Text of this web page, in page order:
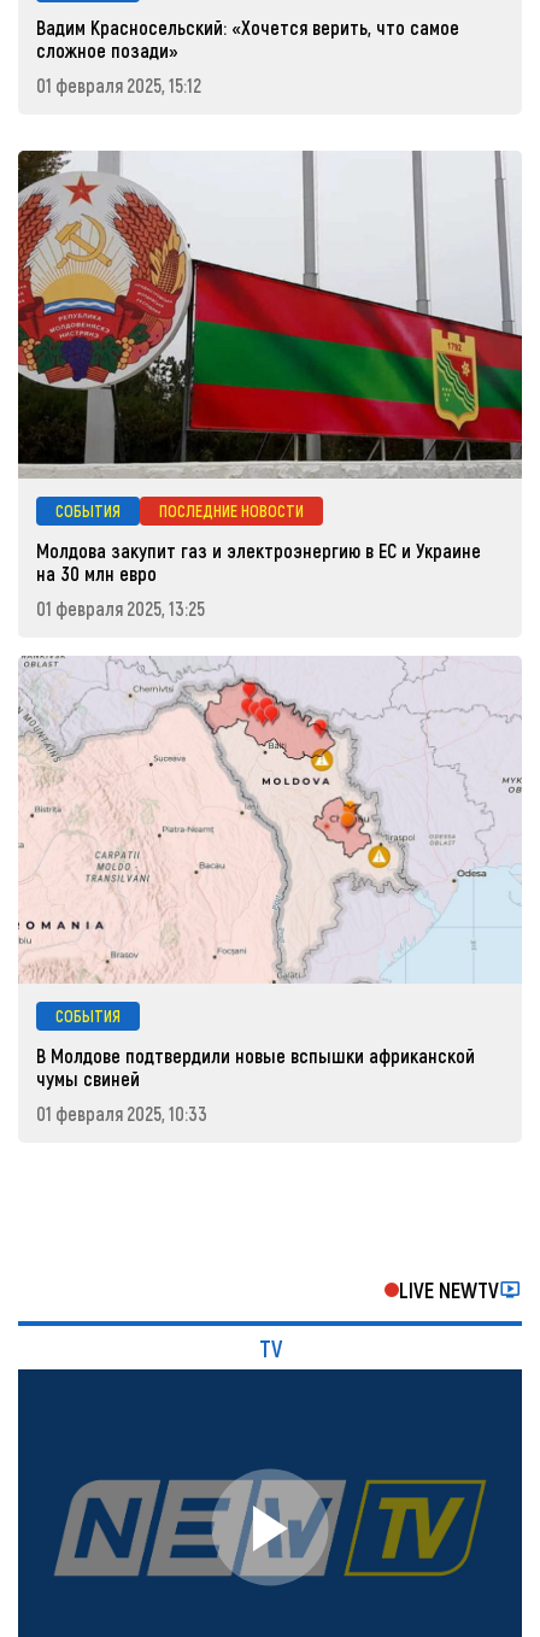
Вадим Красносельский: «Хочется верить, что самое
сложное позади»
01 февраля 2025, 15:12
СОБЫТИЯ ПОСЛЕДНИЕ НОВОСТИ
Молдова закупит газ и электроэнергию в ЕС и Украине
на 30 млн евро
01 февраля 2025, 13:25
СОБЫТИЯ
В Молдове подтвердили новые вспышки африканской
чумы свиней
01 февраля 2025, 10:33
LIVE NEWTV
TV